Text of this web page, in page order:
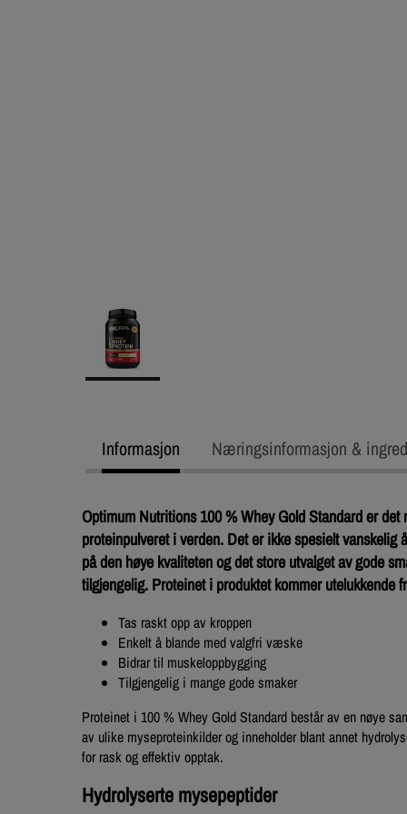
Informasjon Næringsinformasjon &
Optimum Nutritions 100 % Whey Gold Standard er det
proteinpulveret i verden. Det er ikke spesielt vanskelig
på den høye kvaliteten og det store utvalget av gode
tilgjengelig. Proteinet i produktet kommer utelukkende
Tas raskt opp av kroppen
Enkelt å blande med valgfri væske
Bidrar til muskeloppbygging
Tilgjengelig i mange gode smaker
Proteinet i 100 % Whey Gold Standard består av en nøye
av ulike myseproteinkilder og inneholder blant annet
for rask og effektiv opptak.
Hydrolyserte mysepeptider